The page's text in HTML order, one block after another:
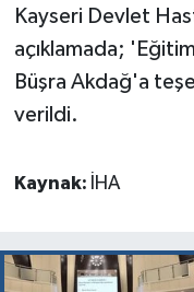
Kayseri Devlet
açıklamada;
Büşra Akdağ'a
verildi.
Kaynak: İHA